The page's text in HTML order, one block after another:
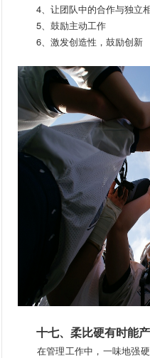
4、让团队中的合作与独立
5、鼓励主动工作
6、激发创造性，鼓励创新
十七、柔比硬有时能
在管理工作中，一味地强硬